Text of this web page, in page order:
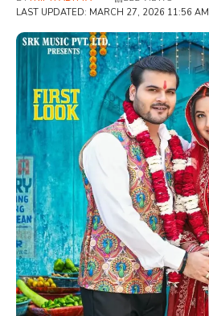
LAST UPDATED: MARCH 27, 2026 11:56 AM